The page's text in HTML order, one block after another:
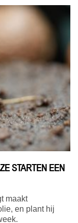
STARTEN EEN
maakt
en plant hij